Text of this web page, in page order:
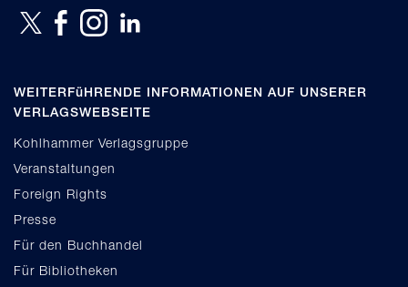
WEITERFüHRENDE INFORMATIONEN AUF UNSERER
VERLAGSWEBSEITE
Kohlhammer Verlagsgruppe
Veranstaltungen
Foreign Rights
Presse
Für den Buchhandel
Für Bibliotheken